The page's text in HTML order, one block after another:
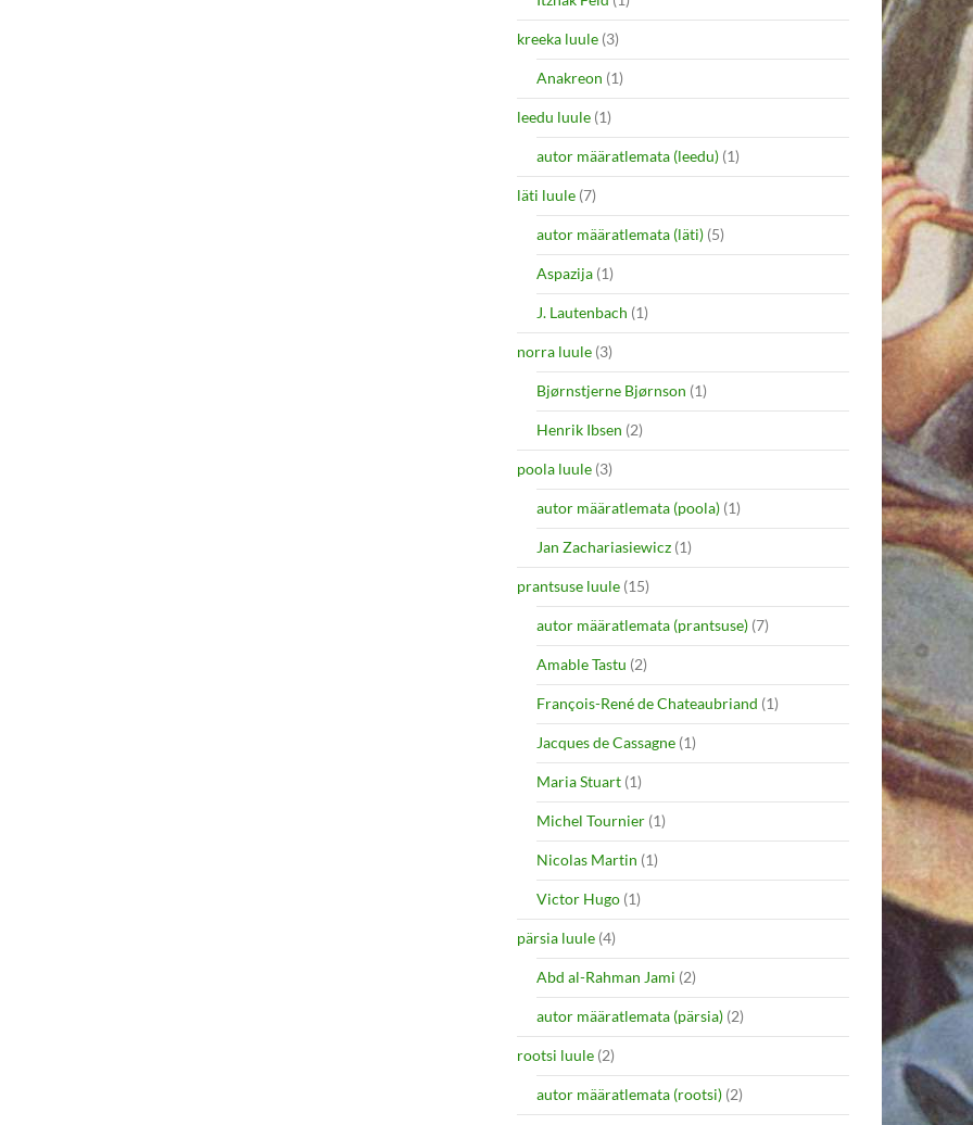
kreeka luule (3)
Anakreon (1)
leedu luule (1)
autor määratlemata (leedu) (1)
läti luule (7)
autor määratlemata (läti) (5)
Aspazija (1)
J. Lautenbach (1)
norra luule (3)
Bjørnstjerne Bjørnson (1)
Henrik Ibsen (2)
poola luule (3)
autor määratlemata (poola) (1)
Jan Zachariasiewicz (1)
prantsuse luule (15)
autor määratlemata (prantsuse) (7)
Amable Tastu (2)
François-René de Chateaubriand (1)
Jacques de Cassagne (1)
Maria Stuart (1)
Michel Tournier (1)
Nicolas Martin (1)
Victor Hugo (1)
pärsia luule (4)
Abd al-Rahman Jami (2)
autor määratlemata (pärsia) (2)
rootsi luule (2)
autor määratlemata (rootsi) (2)